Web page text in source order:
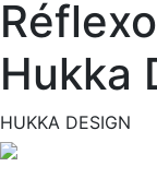
Hukka
HUKKA DESIGN